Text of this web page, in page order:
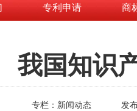
专利申请 商
我国知识
专栏： 新闻动态 发